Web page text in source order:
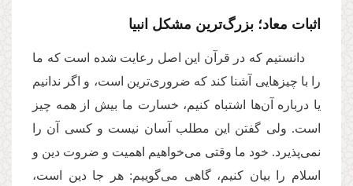
اثبات معاد؛ بزرگ‌ترین مشکل انبیا
دانستیم که در قرآن این اصل رعایت شده است که ما
را با چیزهایی آشنا کند که ضروری‌ترین است، و اگر ندانیم
یا درباره آن‌ها اشتباه کنیم، خسارت ما بیش از همه چیز
است. ولی گفتن این مطلب آسان نیست و کسی آن را
نمی‌پذیرد. خود ما وقتی می‌خواهیم اهمیت و ضروت دین و
اسلام را بیان کنیم، گاهی می‌گوییم: هر جا دین است،